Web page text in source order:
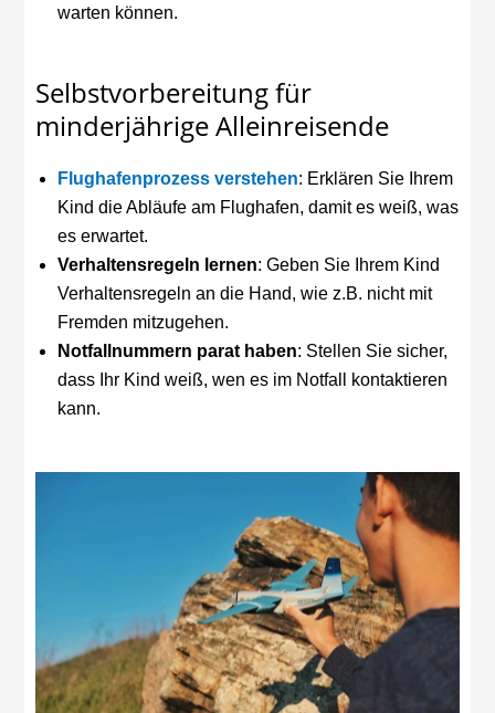
warten können.
Selbstvorbereitung für
minderjährige Alleinreisende
Flughafenprozess verstehen: Erklären Sie Ihrem
Kind die Abläufe am Flughafen, damit es weiß, was
es erwartet.
Verhaltensregeln lernen: Geben Sie Ihrem Kind
Verhaltensregeln an die Hand, wie z.B. nicht mit
Fremden mitzugehen.
Notfallnummern parat haben: Stellen Sie sicher,
dass Ihr Kind weiß, wen es im Notfall kontaktieren
kann.